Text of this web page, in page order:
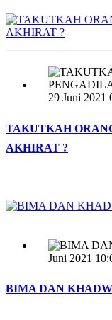
29 Juni 2021
TAKUTKAH
AKHIRAT ?
Juni 2021
BIMA DAN